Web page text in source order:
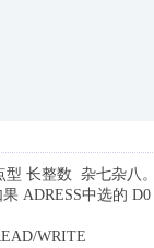
长整数 杂七杂八
ADRESS中选的
WRITE